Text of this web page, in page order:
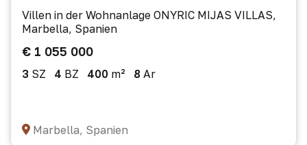
Villen in der Wohnanlage ONYRIC MIJAS VILLAS,
Marbella, Spanien
€ 1 055 000
3 SZ 4 BZ 400 m² 8 Ar
Marbella, Spanien